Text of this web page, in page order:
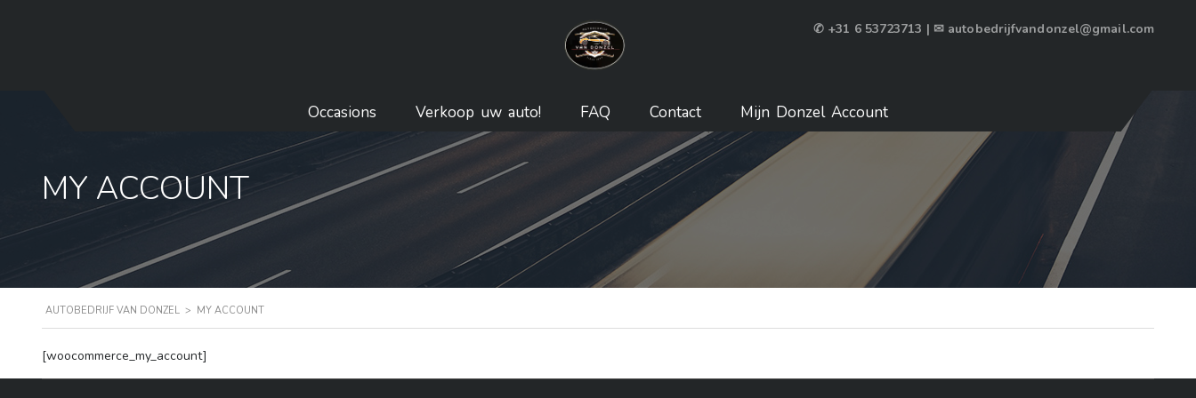
✆ +31 6 53723713 | ✉ autobedrijfvandonzel@gmail.com
Occasions Verkoop uw auto! FAQ Contact Mijn Donzel Account
MY ACCOUNT
AUTOBEDRIJF VAN DONZEL > MY ACCOUNT
[woocommerce_my_account]